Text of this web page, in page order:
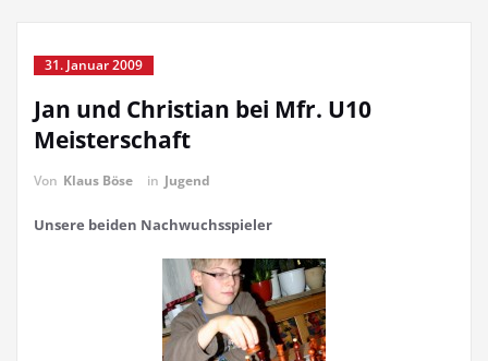
31. Januar 2009
Jan und Christian bei Mfr. U10
Meisterschaft
Von Klaus Böse in Jugend
Unsere beiden Nachwuchsspieler